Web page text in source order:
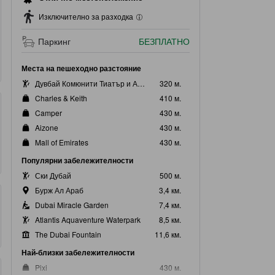
Изключително за разходка
Паркинг БЕЗПЛАТНО
Места на пешеходно разстояние
Дувбай Комюнити Тиатър и Арт Център
320 м.
Charles & Keith
410 м.
Camper
430 м.
Aizone
430 м.
Mall of Emirates
430 м.
Популярни забележителности
Ски Дубай
500 м.
Бурж Ал Араб
3,4 км.
Dubai Miracle Garden
7,4 км.
Atlantis Aquaventure Waterpark
8,5 км.
The Dubai Fountain
11,6 км.
Най-близки забележителности
Pixi
430 м.